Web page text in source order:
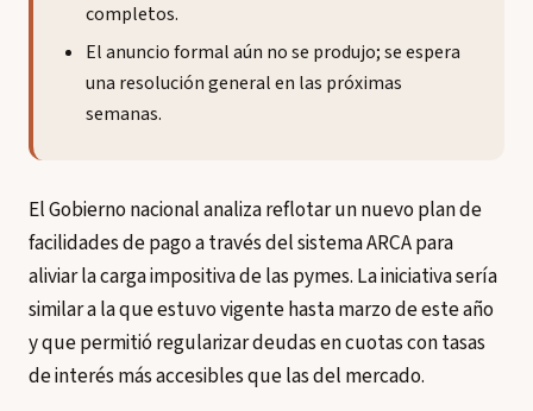
completos.
El anuncio formal aún no se produjo; se espera
una resolución general en las próximas
semanas.
El Gobierno nacional analiza reflotar un nuevo plan de
facilidades de pago a través del sistema ARCA para
aliviar la carga impositiva de las pymes. La iniciativa sería
similar a la que estuvo vigente hasta marzo de este año
y que permitió regularizar deudas en cuotas con tasas
de interés más accesibles que las del mercado.